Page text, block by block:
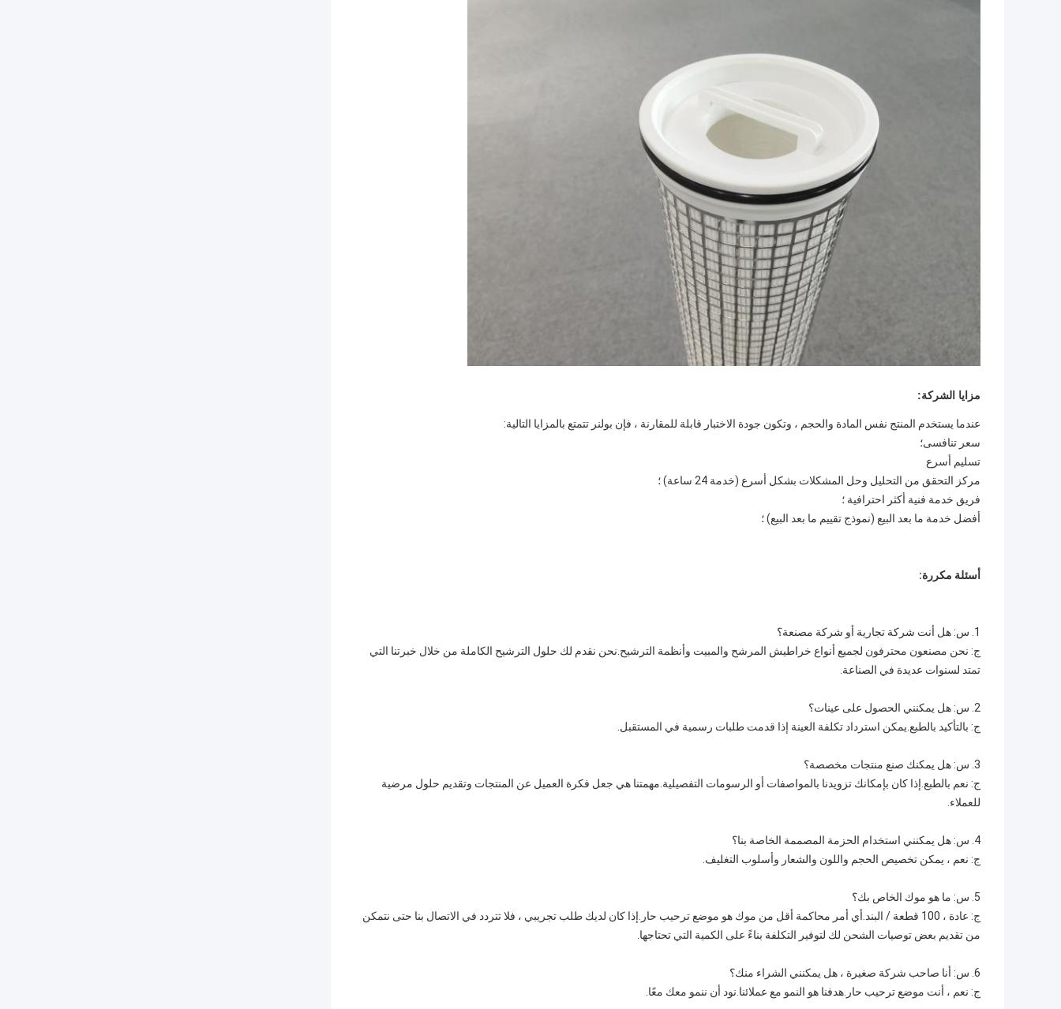
مزايا الشركة:
عندما يستخدم المنتج نفس المادة والحجم ، وتكون جودة الاختبار قابلة للمقارنة ، فإن بولنر تتمتع بالمزايا التالية:
سعر تنافسى؛
تسليم أسرع
مركز التحقق من التحليل وحل المشكلات بشكل أسرع (خدمة 24 ساعة) ؛
فريق خدمة فنية أكثر احترافية ؛
أفضل خدمة ما بعد البيع (نموذج تقييم ما بعد البيع) ؛
أسئلة مكررة:
1. س: هل أنت شركة تجارية أو شركة مصنعة؟
ج: نحن مصنعون محترفون لجميع أنواع خراطيش المرشح والمبيت وأنظمة الترشيح.نحن نقدم لك حلول الترشيح الكاملة من خلال خبرتنا التي
تمتد لسنوات عديدة في الصناعة.
2. س: هل يمكنني الحصول على عينات؟
ج: بالتأكيد بالطبع.يمكن استرداد تكلفة العينة إذا قدمت طلبات رسمية في المستقبل.
3. س: هل يمكنك صنع منتجات مخصصة؟
ج: نعم بالطبع.إذا كان بإمكانك تزويدنا بالمواصفات أو الرسومات التفصيلية.مهمتنا هي جعل فكرة العميل عن المنتجات وتقديم حلول مرضية
للعملاء.
4. س: هل يمكنني استخدام الحزمة المصممة الخاصة بنا؟
ج: نعم ، يمكن تخصيص الحجم واللون والشعار وأسلوب التغليف.
5. س: ما هو موك الخاص بك؟
ج: عادة ، 100 قطعة / البند.أي أمر محاكمة أقل من موك هو موضع ترحيب حار.إذا كان لديك طلب تجريبي ، فلا تتردد في الاتصال بنا حتى نتمكن
من تقديم بعض توصيات الشحن لك لتوفير التكلفة بناءً على الكمية التي تحتاجها.
6. س: أنا صاحب شركة صغيرة ، هل يمكنني الشراء منك؟
ج: نعم ، أنت موضع ترحيب حار.هدفنا هو النمو مع عملائنا.نود أن ننمو معك معًا.